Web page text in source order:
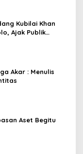
Kubilai Khan
Ajak Publik
Nusantara
Akar : Menulis
Aset Begitu